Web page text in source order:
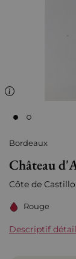
Bordeaux
Château
Côte de
Rouge
Descriptif